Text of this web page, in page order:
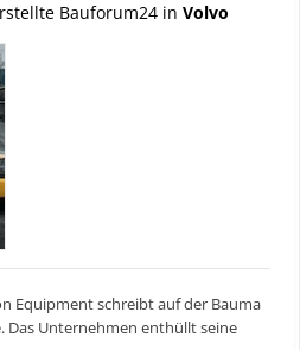
Bauforum24 in Volvo
Equipment schreibt auf der Bauma
Das Unternehmen enthüllt seine